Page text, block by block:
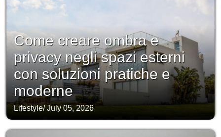
Come creare ombra e
privacy negli spazi esterni
con soluzioni pratiche e
moderne
Lifestyle/July 05, 2026